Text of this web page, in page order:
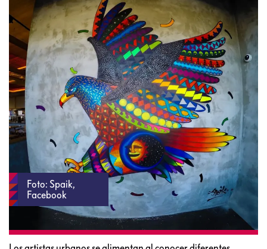
Foto: Spaik,
Facebook